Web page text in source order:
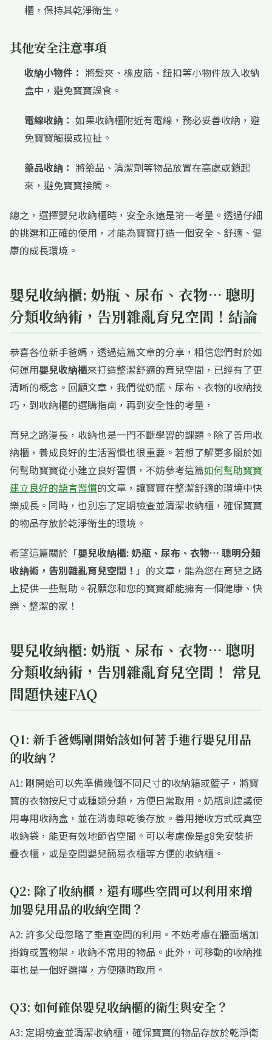
櫃，保持其乾淨衛生。
其他安全注意事項
收納小物件： 將髮夾、橡皮筋、鈕扣等小物件放入收納
盒中，避免寶寶誤食。
電線收納： 如果收納櫃附近有電線，務必妥善收納，避
免寶寶觸摸或拉扯。
藥品收納： 將藥品、清潔劑等物品放置在高處或鎖起
來，避免寶寶接觸。
總之，選擇嬰兒收納櫃時，安全永遠是第一考量。透過仔細
的挑選和正確的使用，才能為寶寶打造一個安全、舒適、健
康的成長環境。
嬰兒收納櫃: 奶瓶、尿布、衣物… 聰明
分類收納術，告別雜亂育兒空間！結論
恭喜各位新手爸媽，透過這篇文章的分享，相信您們對於如
何運用嬰兒收納櫃來打造整潔舒適的育兒空間，已經有了更
清晰的概念。回顧文章，我們從奶瓶、尿布、衣物的收納技
巧，到收納櫃的選購指南，再到安全性的考量，
育兒之路漫長，收納也是一門不斷學習的課題。除了善用收
納櫃，養成良好的生活習慣也很重要。若想了解更多關於如
何幫助寶寶從小建立良好習慣，不妨參考這篇如何幫助寶寶
建立良好的語言習慣的文章，讓寶寶在整潔舒適的環境中快
樂成長。同時，也別忘了定期檢查並清潔收納櫃，確保寶寶
的物品存放於乾淨衛生的環境。
希望這篇關於「嬰兒收納櫃: 奶瓶、尿布、衣物… 聰明分類
收納術，告別雜亂育兒空間！ 」的文章，能為您在育兒之路
上提供一些幫助。祝願您和您的寶寶都能擁有一個健康、快
樂、整潔的家！
嬰兒收納櫃: 奶瓶、尿布、衣物… 聰明
分類收納術，告別雜亂育兒空間！ 常見
問題快速FAQ
Q1: 新手爸媽剛開始該如何著手進行嬰兒用品
的收納？
A1: 剛開始可以先準備幾個不同尺寸的收納箱或籃子，將寶
寶的衣物按尺寸或種類分類，方便日常取用。奶瓶則建議使
用專用收納盒，並在消毒晾乾後存放。善用捲收方式或真空
收納袋，能更有效地節省空間。可以考慮像是g8免安裝折
疊衣櫃，或是空間嬰兒簡易衣櫃等方便的收納櫃。
Q2: 除了收納櫃，還有哪些空間可以利用來增
加嬰兒用品的收納空間？
A2: 許多父母忽略了垂直空間的利用。不妨考慮在牆面增加
掛鉤或置物架，收納不常用的物品。此外，可移動的收納推
車也是一個好選擇，方便隨時取用。
Q3: 如何確保嬰兒收納櫃的衛生與安全？
A3: 定期檢查並清潔收納櫃，確保寶寶的物品存放於乾淨衛